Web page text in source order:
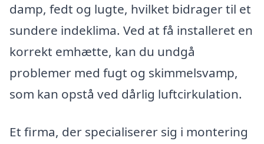
damp, fedt og lugte, hvilket bidrager til et
sundere indeklima. Ved at få installeret en
korrekt emhætte, kan du undgå
problemer med fugt og skimmelsvamp,
som kan opstå ved dårlig luftcirkulation.
Et firma, der specialiserer sig i montering